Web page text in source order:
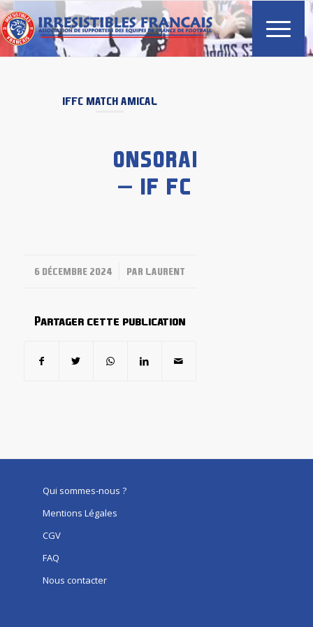
IFFC MATCH AMICAL
ONSORANJE
– IF FC
6 DÉCEMBRE 2024
/ PAR LAURENT
Partager cette publication
Qui sommes-nous ?
Mentions Légales
CGV
FAQ
Nous contacter